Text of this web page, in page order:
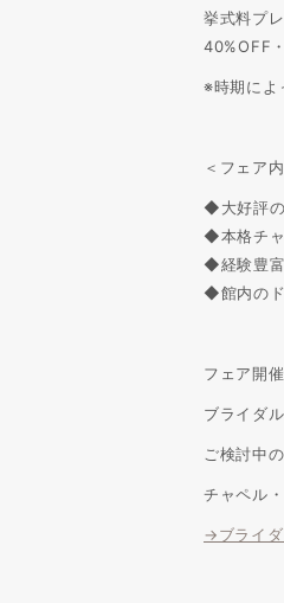
挙式料プ
40%OFF
※時期によ
＜フェア
◆大好評の
◆本格チ
◆経験豊
◆館内のド
フェア開
ブライダ
ご検討中
チャペル
→ブライダ